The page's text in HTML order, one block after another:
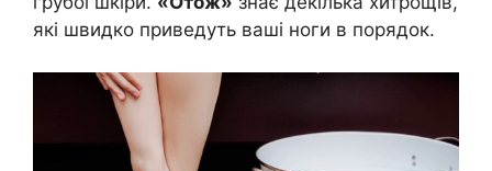
які швидко приведуть ваші ноги в порядок.